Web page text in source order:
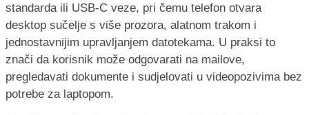
standarda ili USB-C veze, pri čemu telefon otvara
desktop sučelje s više prozora, alatnom trakom i
jednostavnijim upravljanjem datotekama. U praksi to
znači da korisnik može odgovarati na mailove,
pregledavati dokumente i sudjelovati u videopozivima bez
potrebe za laptopom.